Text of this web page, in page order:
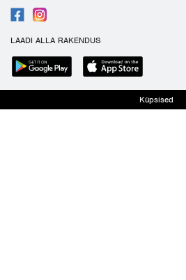
LAADI ALLA RAKENDUS
Küpsised